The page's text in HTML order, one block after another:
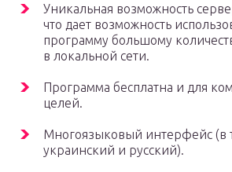
Уникальная возможность
что дает возможность
программу большому
в локальной сети.
Программа бесплатна и для
целей.
Многоязыковый интерфейс (в
украинский и русский).